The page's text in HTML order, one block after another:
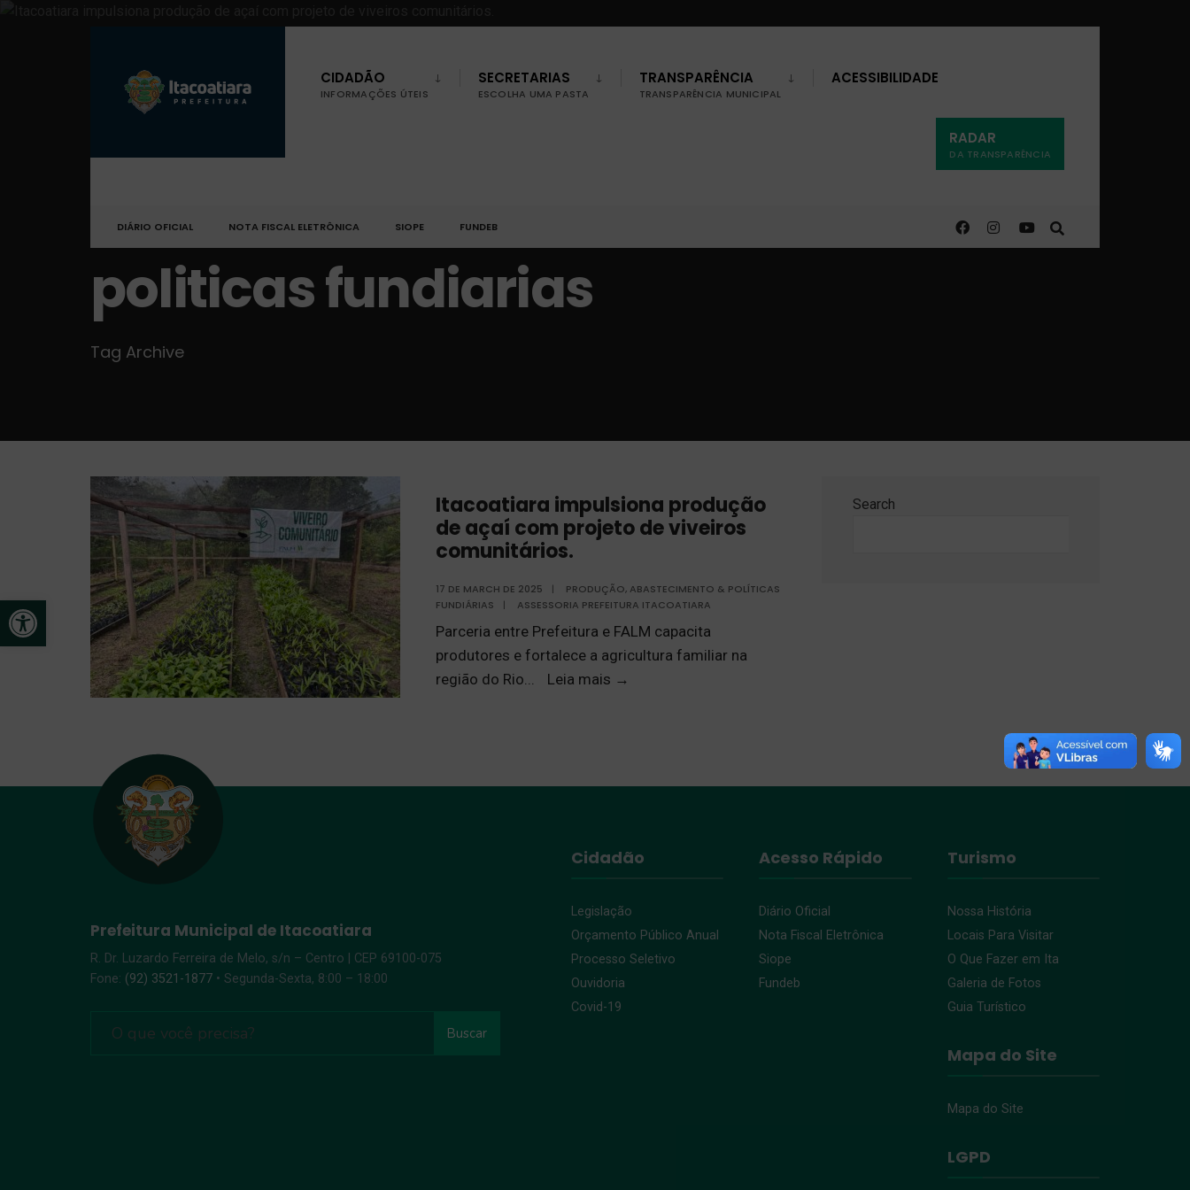
Open toolbar
CIDADÃO
INFORMAÇÕES ÚTEIS
SECRETARIAS
ESCOLHA UMA PASTA
TRANSPARÊNCIA
TRANSPARÊNCIA MUNICIPAL
ACESSIBILIDADE
RADAR
DA TRANSPARÊNCIA
DIÁRIO OFICIAL NOTA FISCAL ELETRÔNICA SIOPE FUNDEB
politicas fundiarias
Tag Archive
Itacoatiara impulsiona produção
de açaí com projeto de viveiros
comunitários.
17 DE MARCH DE 2025 |
PRODUÇÃO, ABASTECIMENTO & POLÍTICAS
FUNDIÁRIAS
| ASSESSORIA PREFEITURA ITACOATIARA
Parceria entre Prefeitura e FALM capacita
produtores e fortalece a agricultura familiar na
região do Rio... Leia mais →
Search
Prefeitura Municipal de Itacoatiara
R. Dr. Luzardo Ferreira de Melo, s/n – Centro | CEP 69100-075
Fone: (92) 3521-1877 • Segunda-Sexta, 8:00 – 18:00
Buscar
Cidadão
Legislação
Orçamento Público Anual
Processo Seletivo
Ouvidoria
Covid-19
Acesso Rápido
Diário Oficial
Nota Fiscal Eletrônica
Siope
Fundeb
Turismo
Nossa História
Locais Para Visitar
O Que Fazer em Ita
Galeria de Fotos
Guia Turístico
Mapa do Site
Mapa do Site
LGPD